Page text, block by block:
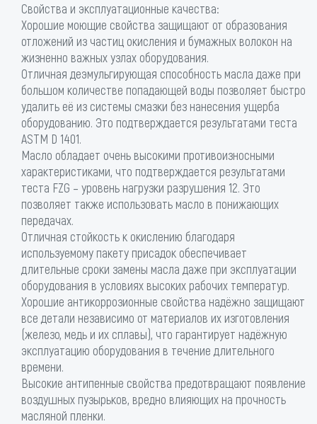
Свойства и эксплуатационные качества:
Хорошие моющие свойства защищают от образования
отложений из частиц окисления и бумажных волокон на
жизненно важных узлах оборудования.
Отличная деэмульгирующая способность масла даже при
большом количестве попадающей воды позволяет быстро
удалить её из системы смазки без нанесения ущерба
оборудованию. Это подтверждается результатами теста
ASTM D 1401.
Масло обладает очень высокими противоизносными
характеристиками, что подтверждается результатами
теста FZG – уровень нагрузки разрушения 12. Это
позволяет также использовать масло в понижающих
передачах.
Отличная стойкость к окислению благодаря
используемому пакету присадок обеспечивает
длительные сроки замены масла даже при эксплуатации
оборудования в условиях высоких рабочих температур.
Хорошие антикоррозионные свойства надёжно защищают
все детали независимо от материалов их изготовления
(железо, медь и их сплавы), что гарантирует надёжную
эксплуатацию оборудования в течение длительного
времени.
Высокие антипенные свойства предотвращают появление
воздушных пузырьков, вредно влияющих на прочность
масляной пленки.